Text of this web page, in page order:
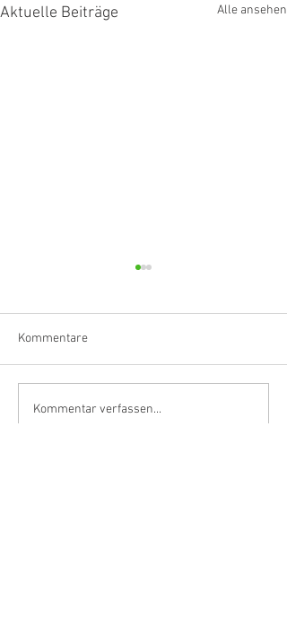
Aktuelle Beiträge Alle ansehen
Klarinettistin, Tonmeisterin,
Kommentare
Kommentar verfassen...